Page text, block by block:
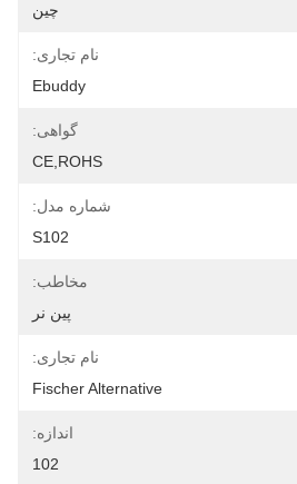
چین
نام تجاری:
Ebuddy
گواهی:
CE,ROHS
شماره مدل:
S102
مخاطب:
پین نر
نام تجاری:
Fischer Alternative
اندازه:
102